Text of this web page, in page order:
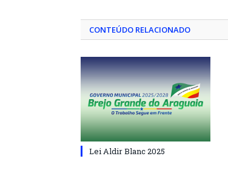
CONTEÚDO RELACIONADO
Lei Aldir Blanc 2025